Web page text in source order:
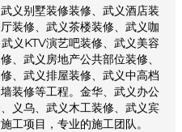
义别墅装修装修、武义酒店装
装修、武义茶楼装修、武义咖
义KTV演艺吧装修、武义美容
、武义房地产公共部位装修、
、武义排屋装修、武义中高档
装修等工程。金华、武义办公
义乌、武义木工装修、武义宾
工项目，专业的施工团队。